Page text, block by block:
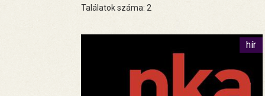
Találatok száma: 2
hír